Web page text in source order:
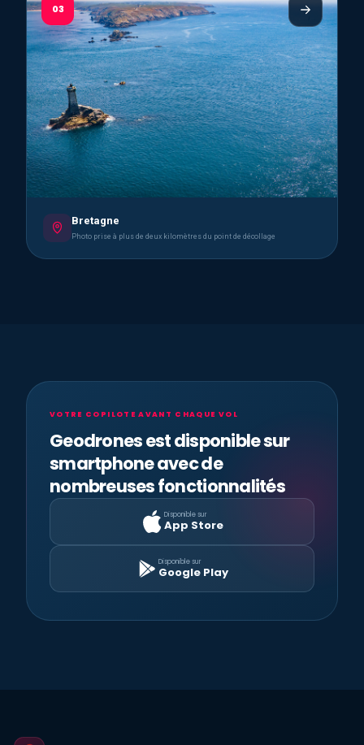
03
Bretagne
Photo prise à plus de deux kilomètres du point de décollage
VOTRE COPILOTE AVANT CHAQUE VOL
Geodrones est disponible sur
smartphone avec de
nombreuses fonctionnalités
Disponible sur
App Store
Disponible sur
Google Play